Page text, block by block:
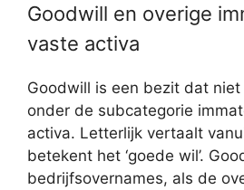
Goodwill en overige
vaste activa
Goodwill is een bezit dat
onder de subcategorie
activa. Letterlijk vertaalt
betekent het ‘goede wil’.
bedrijfsovernames, als de